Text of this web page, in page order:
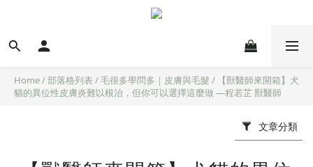
Home/部落格列表 /毛很多學問多｜皮膚與毛髮 /
【獸醫師來開箱】犬
貓的異位性皮膚炎難以根治，但你可以選擇這麼做 —程若芷 獸醫師
文章分類